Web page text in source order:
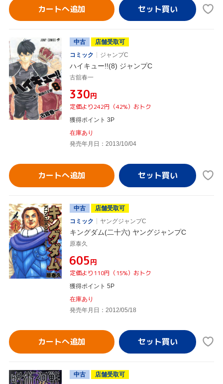
カートへ追加
中古
店舗受取可
コミック
ジャンプC
ハイキュー!!(8) ジャンプC
古舘春一
¥330円
定価より242円（42%）おトク
獲得ポイント 3P
在庫あり
発売年月日：2013/10/04
カートへ追加
中古
店舗受取可
コミック
ヤングジャンプC
キングダム(二十六) ヤングジャンプC
原泰久
¥605円
定価より110円（15%）おトク
獲得ポイント 5P
在庫あり
発売年月日：2012/05/18
カートへ追加
中古
店舗受取可